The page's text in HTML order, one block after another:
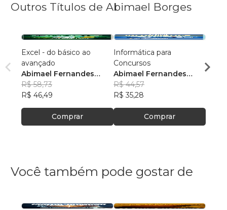
Outros Títulos de Abimael Borges
Excel - do básico ao
avançado
Abimael Fernandes
Borges
R$ 58,73
R$ 46,49
Comprar
Informática para
Concursos
Abimael Fernandes
Borges
R$ 44,57
R$ 35,28
Comprar
R$
Você também pode gostar de